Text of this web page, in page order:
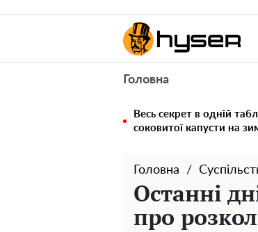
Головна
Весь секрет в одній
соковитої капусти на
Головна
Останні
про